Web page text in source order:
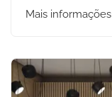
Mais informações